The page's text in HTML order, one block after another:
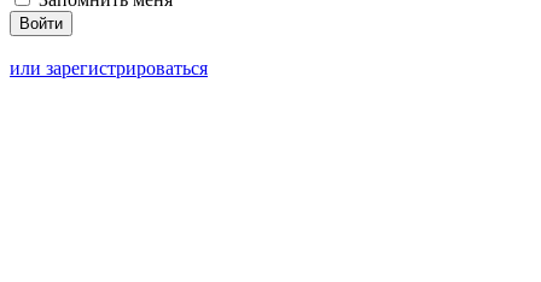
или зарегистрироваться